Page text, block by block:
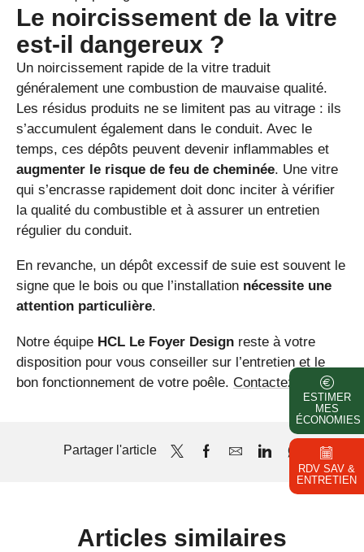
ESTIMER
MES
ÉCONOMIES
RDV SAV &
ENTRETIEN
Le noircissement de la vitre
est-il dangereux ?
Un noircissement rapide de la vitre traduit
généralement une combustion de mauvaise qualité.
Les résidus produits ne se limitent pas au vitrage : ils
s’accumulent également dans le conduit. Avec le
temps, ces dépôts peuvent devenir inflammables et
augmenter le risque de feu de cheminée. Une vitre
qui s’encrasse rapidement doit donc inciter à vérifier
la qualité du combustible et à assurer un entretien
régulier du conduit.
En revanche, un dépôt excessif de suie est souvent le
signe que le bois ou que l’installation nécessite une
attention particulière.
Notre équipe HCL Le Foyer Design reste à votre
disposition pour vous conseiller sur l’entretien et le
bon fonctionnement de votre poêle. Contactez-nous !
Partager l'article
Articles similaires